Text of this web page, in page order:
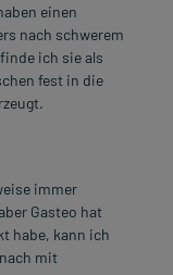
einen
nach schwerem
ich sie als
fest in die
immer
Gasteo hat
habe, kann ich
mit